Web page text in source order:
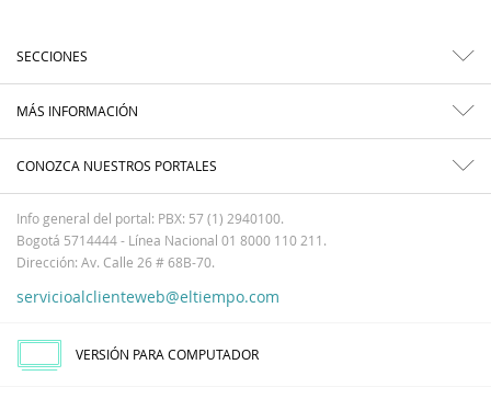
SECCIONES
MÁS INFORMACIÓN
CONOZCA NUESTROS PORTALES
Info general del portal: PBX: 57 (1) 2940100.
Bogotá 5714444 - Línea Nacional 01 8000 110 211.
Dirección: Av. Calle 26 # 68B-70.
servicioalclienteweb@eltiempo.com
VERSIÓN PARA COMPUTADOR